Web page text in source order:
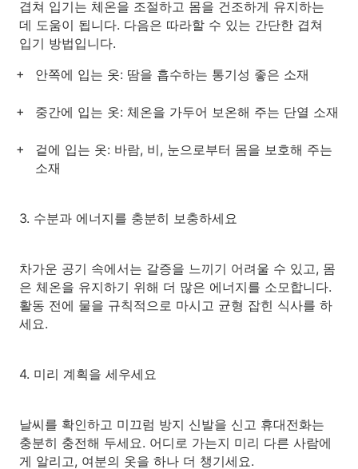
겹쳐 입기는 체온을 조절하고 몸을 건조하게 유지하는
데 도움이 됩니다. 다음은 따라할 수 있는 간단한 겹쳐
입기 방법입니다.
안쪽에 입는 옷: 땀을 흡수하는 통기성 좋은 소재
중간에 입는 옷: 체온을 가두어 보온해 주는 단열 소재
겉에 입는 옷: 바람, 비, 눈으로부터 몸을 보호해 주는
소재
3. 수분과 에너지를 충분히 보충하세요
차가운 공기 속에서는 갈증을 느끼기 어려울 수 있고, 몸
은 체온을 유지하기 위해 더 많은 에너지를 소모합니다.
활동 전에 물을 규칙적으로 마시고 균형 잡힌 식사를 하
세요.
4. 미리 계획을 세우세요
날씨를 확인하고 미끄럼 방지 신발을 신고 휴대전화는
충분히 충전해 두세요. 어디로 가는지 미리 다른 사람에
게 알리고, 여분의 옷을 하나 더 챙기세요.